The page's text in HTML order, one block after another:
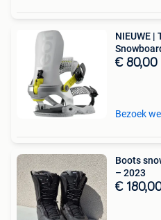
NIEUWE |
€ 80,00
Bezoek
Boots
– 2023
€